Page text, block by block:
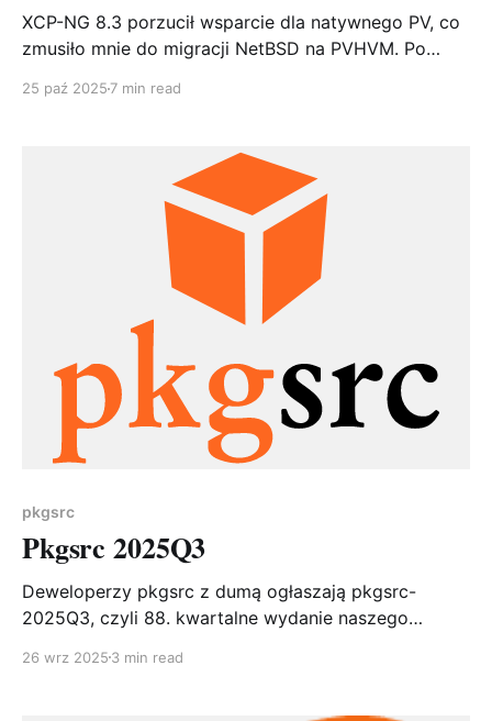
XCP-NG 8.3 porzucił wsparcie dla natywnego PV, co
zmusiło mnie do migracji NetBSD na PVHVM. Po
napędem CD, udało się uruchomić NetBSD 10.1 w
przewodnik po migracji z PV na PVHVM.
25 paź 2025 7 min read
pkgsrc
Pkgsrc 2025Q3
Deweloperzy pkgsrc z dumą ogłaszają pkgsrc-
2025Q3, czyli 88. kwartalne wydanie naszego
pakowania. W repozytorium znajduje się już ponad
26 wrz 2025 3 min read